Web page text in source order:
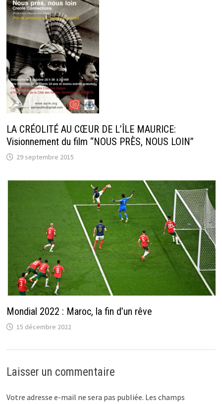
LA CRÉOLITÉ AU CŒUR DE L’ÎLE MAURICE:
Visionnement du film “NOUS PRÈS, NOUS LOIN”
29 septembre 2015
Mondial 2022 : Maroc, la fin d’un rêve
15 décembre 2022
Laisser un commentaire
Votre adresse e-mail ne sera pas publiée. Les champs